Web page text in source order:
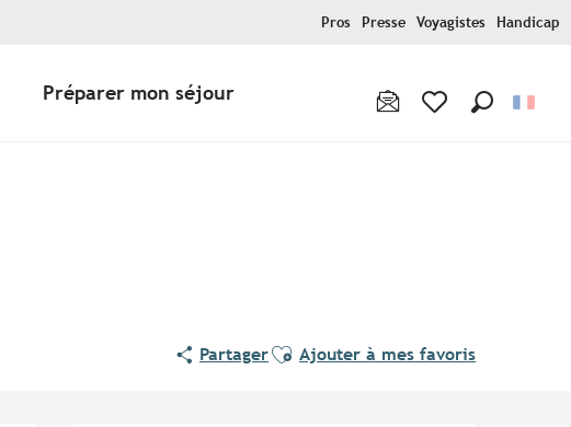
Pros Presse Voyagistes Handicap
Préparer mon séjour
PartagerAjouter aux favoris
Ajouter à mes favoris